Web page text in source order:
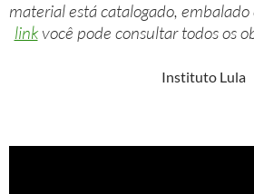
material está catalogado,
linkvocê pode consultar todos os
Instituto Lula